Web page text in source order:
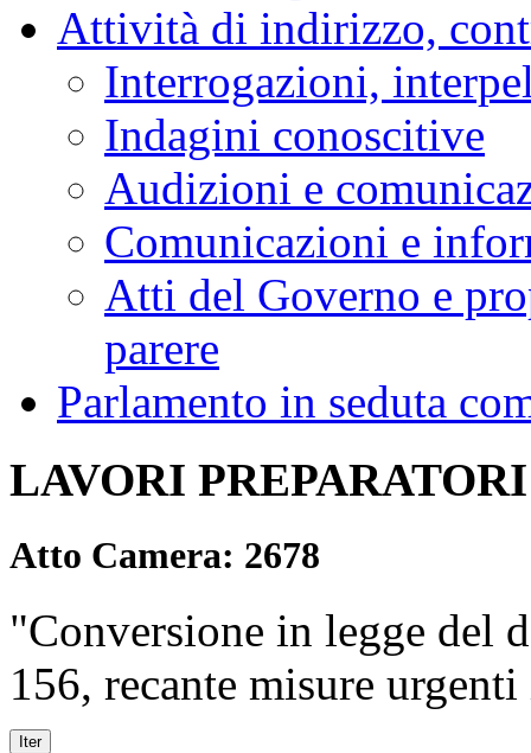
Attività di indirizzo,
Interrogazioni,
Indagini conoscitive
Audizioni e
Comunicazioni e
Atti del Governo e
parere
Parlamento in seduta
LAVORI
Atto Camera: 2678
"Conversione in legge del
156, recante misure
Iter